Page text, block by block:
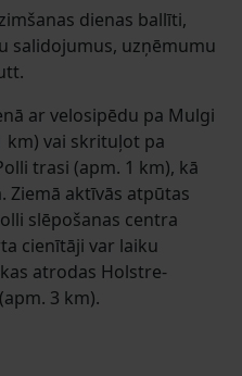
dienas ballīti,
salidojumus, uzņēmumu
ar velosipēdu pa Mulgi
km) vai skrituļot pa
trasi (apm. 1 km), kā
Ziemā aktīvās atpūtas
slēpošanas centra
cienītāji var laiku
atrodas Holstre-
3 km).